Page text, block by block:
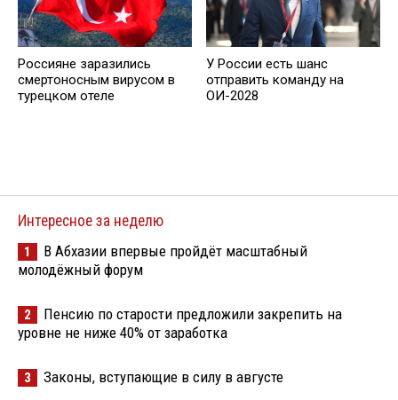
Россияне заразились
смертоносным вирусом в
турецком отеле
У России есть шанс
отправить команду на
ОИ-2028
Интересное за неделю
1
В Абхазии впервые пройдёт масштабный
молодёжный форум
2
Пенсию по старости предложили закрепить на
уровне не ниже 40% от заработка
3 Законы, вступающие в силу в августе